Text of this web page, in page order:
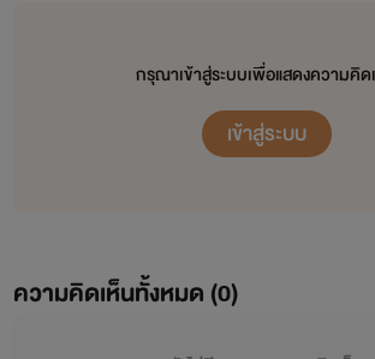
กรุณาเข้าสู่ระบบเพื่อแสดงความคิด
เข้าสู่ระบบ
ความคิดเห็นทั้งหมด (0)